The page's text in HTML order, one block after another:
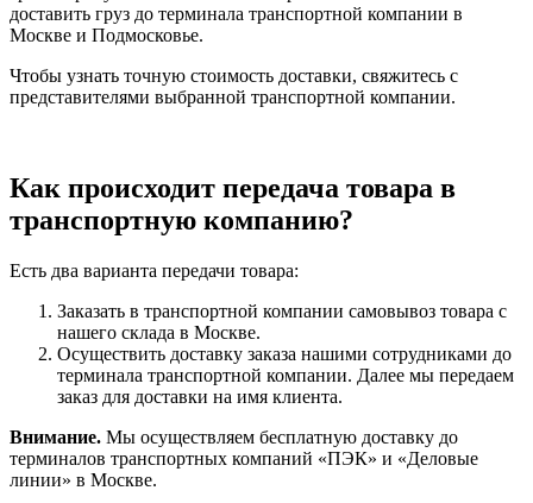
доставить груз до терминала транспортной компании в
Москве и Подмосковье.
Чтобы узнать точную стоимость доставки, свяжитесь с
представителями выбранной транспортной компании.
Как происходит передача товара в
транспортную компанию?
Есть два варианта передачи товара:
Заказать в транспортной компании самовывоз товара с
нашего склада в Москве.
Осуществить доставку заказа нашими сотрудниками до
терминала транспортной компании. Далее мы передаем
заказ для доставки на имя клиента.
Внимание. Мы осуществляем бесплатную доставку до
терминалов транспортных компаний «ПЭК» и «Деловые
линии» в Москве.